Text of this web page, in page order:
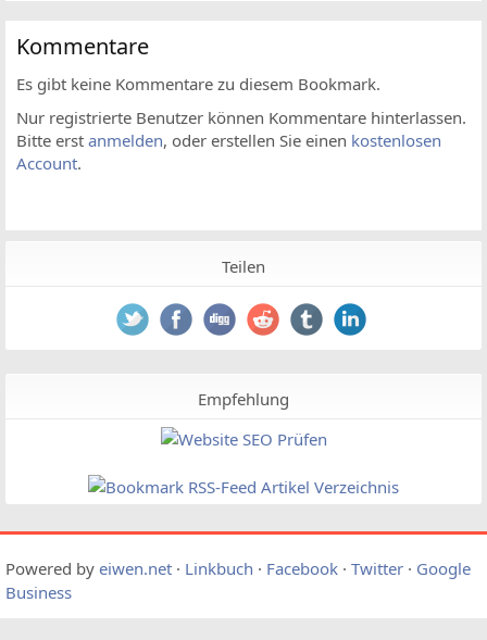
Kommentare
Es gibt keine Kommentare zu diesem Bookmark.
Nur registrierte Benutzer können Kommentare hinterlassen.
Bitte erst anmelden, oder erstellen Sie einen kostenlosen
Account.
Teilen
Empfehlung
Powered by eiwen.net · Linkbuch · Facebook · Twitter · Google
Business